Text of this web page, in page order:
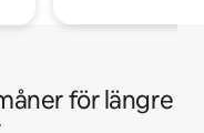
för längre